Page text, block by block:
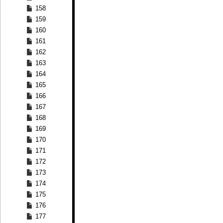
158
159
160
161
162
163
164
165
166
167
168
169
170
171
172
173
174
175
176
177